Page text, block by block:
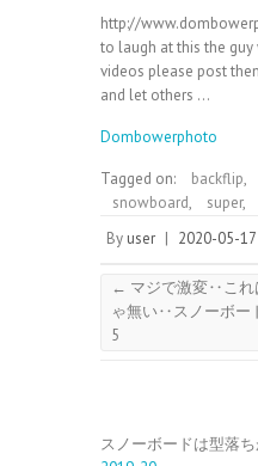
http://
to laugh at this the
videos please post
and let others …
Dombowerphoto
Tagged on: backflip,
snowboard, super,
By user | 2020-05-17
← マジで激変‥これ
ゃ無い‥スノーボー
5
スノーボードは型落